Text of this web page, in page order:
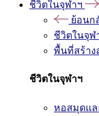
ชีวิตในจุฬาฯ
ย้อนก
ชีวิตในจุฬ
พื้นที่สร้าง
ชีวิตในจุฬาฯ
หอสมุดแล